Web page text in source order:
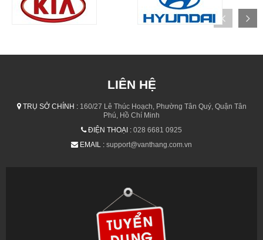
LIÊN HỆ
TRỤ SỞ CHÍNH :160/27 Lê Thúc Hoạch, Phường Tân Quý, Quận Tân
Phú, Hồ Chí Minh
ĐIỆN THOẠI : 028 6681 0925
EMAIL : support@vanthang.com.vn